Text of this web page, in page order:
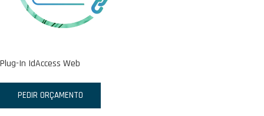
Plug-In IdAccess Web
PEDIR ORÇAMENTO